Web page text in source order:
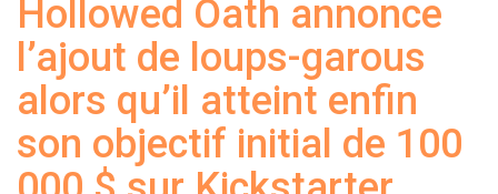
Hollowed Oath annonce
l’ajout de loups-garous
alors qu’il atteint enfin
son objectif initial de 100